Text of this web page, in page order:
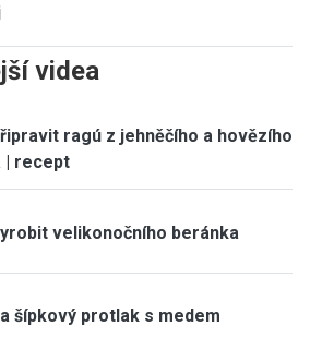
videa
ragú z jehněčího a hovězího
| recept
velikonočního beránka
šípkový protlak s medem